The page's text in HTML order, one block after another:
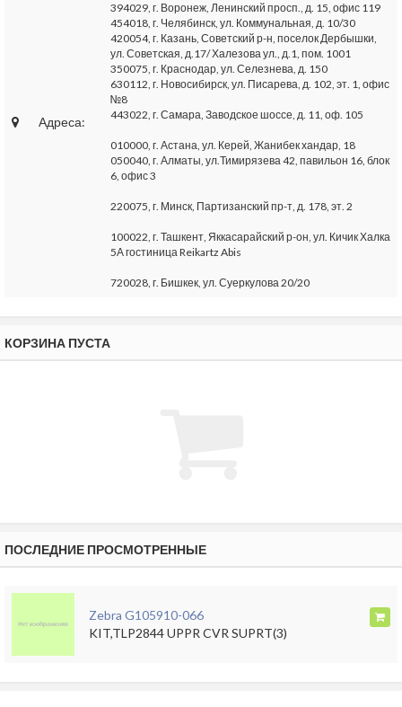
Адреса:
394029, г. Воронеж, Ленинский просп., д. 15, офис 119
454018, г. Челябинск, ул. Коммунальная, д. 10/30
420054, г. Казань, Советский р-н, поселок Дербышки,
ул. Советская, д.17/ Халезова ул., д.1, пом. 1001
350075, г. Краснодар, ул. Селезнева, д. 150
630112, г. Новосибирск, ул. Писарева, д. 102, эт. 1, офис
№8
443022, г. Самара, Заводское шоссе, д. 11, оф. 105
010000, г. Астана, ул. Керей, Жанибек хандар, 18
050040, г. Алматы, ул.Тимирязева 42, павильон 16, блок
6, офис 3
220075, г. Минск, Партизанский пр-т, д. 178, эт. 2
100022, г. Ташкент, Яккасарайский р-он, ул. Кичик Халка
5А гостиница Reikartz Abis
720028, г. Бишкек, ул. Суеркулова 20/20
КОРЗИНА ПУСТА
ПОСЛЕДНИЕ ПРОСМОТРЕННЫЕ
Zebra G105910-066
KIT,TLP2844 UPPR CVR SUPRT(3)